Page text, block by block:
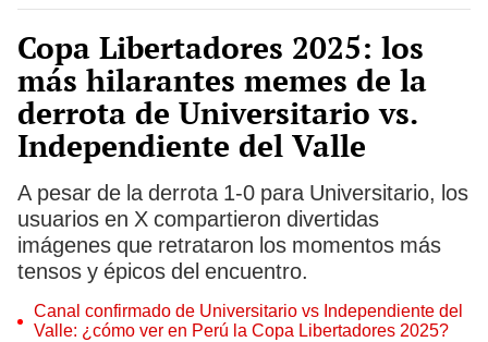
Copa Libertadores 2025: los
más hilarantes memes de la
derrota de Universitario vs.
Independiente del Valle
A pesar de la derrota 1-0 para Universitario, los
usuarios en X compartieron divertidas
imágenes que retrataron los momentos más
tensos y épicos del encuentro.
Canal confirmado de Universitario vs Independiente del
Valle: ¿cómo ver en Perú la Copa Libertadores 2025?